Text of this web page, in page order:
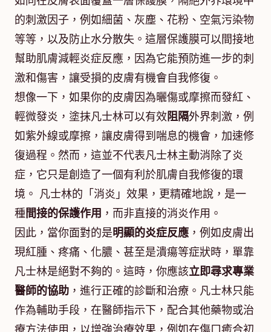
的刺激因子，例如細菌、灰塵、花粉、空氣污染物
等等，以及防止水分散失。這層保護膜可以間接地
幫助肌膚減輕炎症反應，因為它能預防進一步的刺
激和傷害，讓受損的皮膚有機會自我修復。
想像一下，如果你的皮膚因為曬傷或摩擦而發紅、
輕微發炎，塗抹凡士林可以有效阻隔外界刺激，例
如紫外線或摩擦，讓皮膚得到喘息的機會，加速修
復過程。然而，這並不代表凡士林主動消除了炎
症，它只是創造了一個有利於肌膚自我修復的環
境。 凡士林的「消炎」效果，更精確地說，是一
種間接的保護作用 ，而非直接的消炎作用。
因此，當你面對的是明顯的炎症反應 ，例如皮膚出
現紅腫、疼痛、化膿、甚至是潰瘍等症狀時，單靠
凡士林是絕對不夠的。這時，你應該立即尋求專業
醫師的協助 ，進行正確的診斷和治療。凡士林只能
作為輔助手段，在醫師指示下，配合其他藥物或治